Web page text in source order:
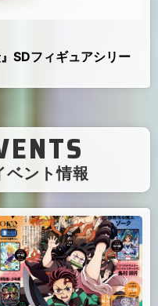
SDフィギュアシリー
ベント情報